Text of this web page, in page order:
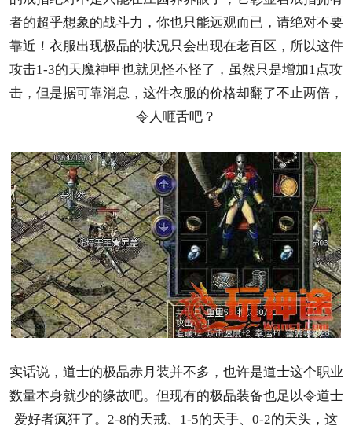
者的超乎想象的战斗力，你也只能远观而已，请绝对不要
靠近！衣服出现极品的状况只会出现在老百区，所以这件
攻击1-3的天魔神甲也就见怪不怪了，虽然只是增加1点攻
击，但是据可靠消息，这件衣服的价格却翻了不止两倍，
令人咂舌吧？
实话说，道士的极品赤月装并不多，也许是道士这个职业
数量本身就少的缘故吧。但现有的极品装备也足以令道士
爱好者疯狂了。2-8的天戒、1-5的天手、0-2的天头，这